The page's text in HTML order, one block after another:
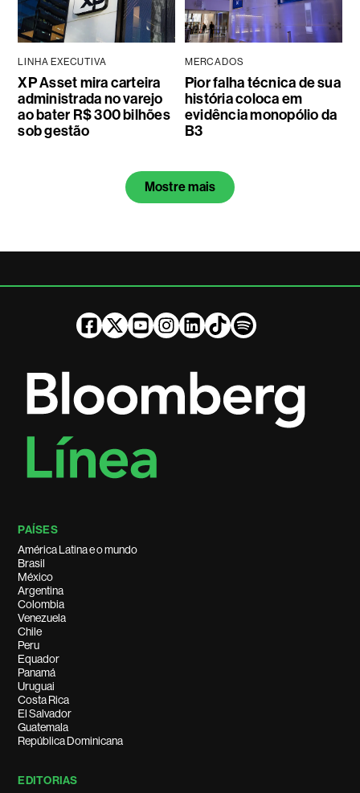
LINHA EXECUTIVA
XP Asset mira carteira
administrada no varejo
ao bater R$ 300 bilhões
sob gestão
MERCADOS
Pior falha técnica de sua
história coloca em
evidência monopólio da
B3
Mostre mais
PAÍSES
América Latina e o mundo
Brasil
México
Argentina
Colombia
Venezuela
Chile
Peru
Equador
Panamá
Uruguai
Costa Rica
El Salvador
Guatemala
República Dominicana
EDITORIAS